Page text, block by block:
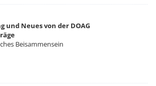
und Neues von der DOAG
Beisammensein